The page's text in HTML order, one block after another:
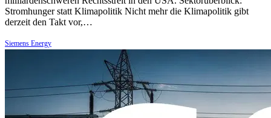
Stromhunger statt Klimapolitik Nicht mehr die Klimapolitik gibt
derzeit den Takt vor,…
Siemens Energy